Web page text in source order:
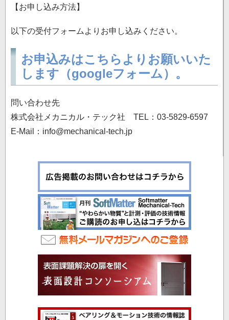
【お申し込み方法】
以下の受付フォームよりお申し込みください。
お申込みはこちらよりお願いいた
します（googleフォーム）。
問い合わせ先
株式会社メカニカル・テック社 TEL：03-5829-6597
E-Mail：info@mechanical-tech.jp